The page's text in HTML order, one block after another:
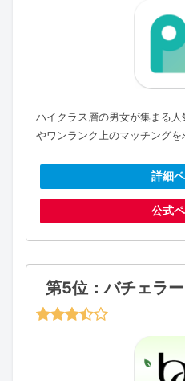
ハイクラス層の男女が集まる
やワンランク上のマッチングを
詳細
公式
第5位：バチェラ